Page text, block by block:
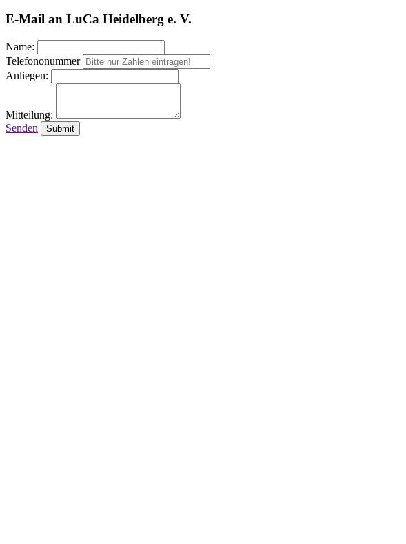
E-Mail an LuCa Heidelberg e. V.
Name:
Telefononummer
Anliegen:
Mitteilung:
Senden